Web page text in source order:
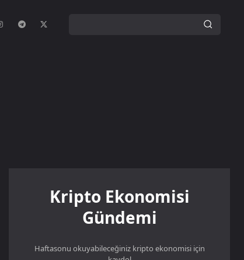
Kripto Ekonomisi
Gündemi
Haftasonu okuyabileceğiniz kripto ekonomisi için